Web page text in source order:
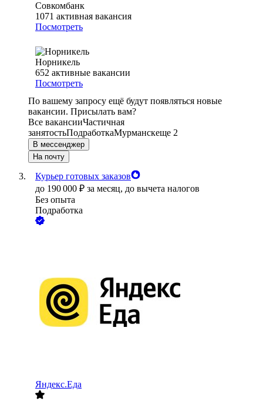
Совкомбанк
1071 активная вакансия
Посмотреть
Норникель
652 активные вакансии
Посмотреть
По вашему запросу ещё будут появляться новые
вакансии. Присылать вам?
Все вакансииЧастичная
занятостьПодработкаМурманскеще 2
В мессенджер
На почту
Курьер готовых заказов
до 190 000 ₽ за месяц, до вычета налогов
Без опыта
Подработка
Яндекс.Еда